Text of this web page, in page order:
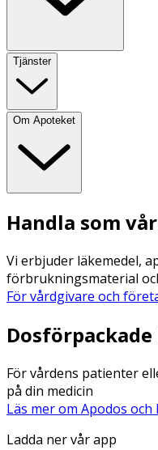
Tjänster
Om Apoteket
Handla som
Vi erbjuder läkemedel,
förbrukningsmaterial
För vårdgivare och
För vårdens patienter
på din medicin
Läs mer om Apodos och
Ladda ner vår app